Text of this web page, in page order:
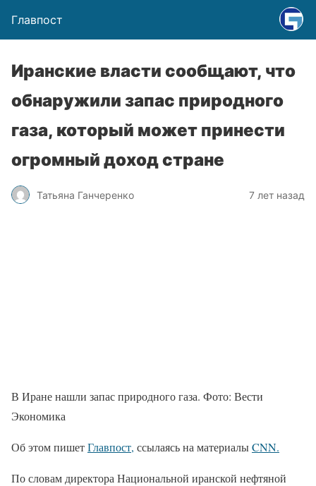
Главпост
Иранские власти сообщают, что
обнаружили запас природного
газа, который может принести
огромный доход стране
Татьяна Ганчеренко 7 лет назад
В Иране нашли запас природного газа. Фото: Вести
Экономика
Об этом пишетГлавпост, ссылаясь на материалыCNN.
По словам директора Национальной иранской нефтяной